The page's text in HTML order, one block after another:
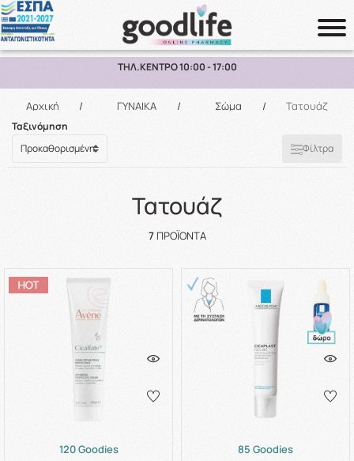
Αναζήτηση
ΤΗΛ.ΚΕΝΤΡΟ 10:00 - 17:00
Αρχική / ΓΥΝΑΙΚΑ / Σώμα / Τατουάζ
Ταξινόμηση
Φίλτρα
Τατουάζ
7ΠΡΟΪΌΝΤΑ
120 Goodies
85 Goodies